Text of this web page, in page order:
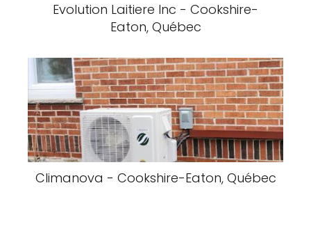
Evolution Laitiere Inc - Cookshire-
Eaton, Québec
Climanova - Cookshire-Eaton, Québec